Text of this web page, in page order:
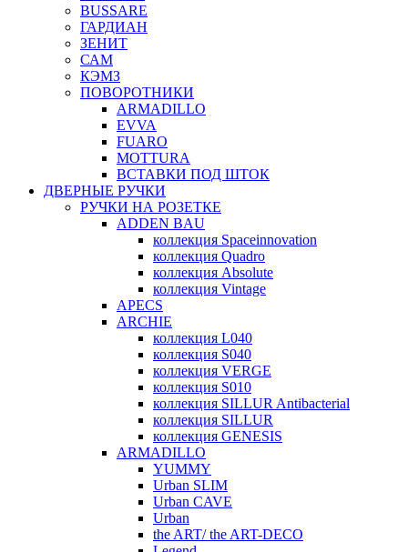
BUSSARE
ГАРДИАН
ЗЕНИТ
САМ
КЭМЗ
ПОВОРОТНИКИ
ARMADILLO
EVVA
FUARO
MOTTURA
ВСТАВКИ ПОД ШТОК
ДВЕРНЫЕ РУЧКИ
РУЧКИ НА РОЗЕТКЕ
ADDEN BAU
коллекция Spaceinnovation
коллекция Quadro
коллекция Absolute
коллекция Vintage
APECS
ARCHIE
коллекция L040
коллекция S040
коллекция VERGE
коллекция S010
коллекция SILLUR Antibacterial
коллекция SILLUR
коллекция GENESIS
ARMADILLO
YUMMY
Urban SLIM
Urban CAVE
Urban
the ART/ the ART-DECO